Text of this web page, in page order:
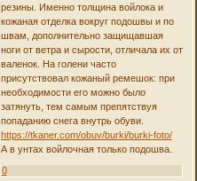
резины. Именно толщина войлока и
кожаная отделка вокруг подошвы и по
швам, дополнительно защищавшая
ноги от ветра и сырости, отличала их от
валенок. На голени часто
присутствовал кожаный ремешок: при
необходимости его можно было
затянуть, тем самым препятствуя
попаданию снега внутрь обуви.
https://tkaner.com/obuv/burki/burki-foto/
А в унтах войлочная только подошва.
0